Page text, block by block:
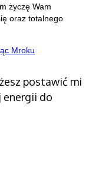
życzę Wam
oraz totalnego
Mroku
postawić mi
energii do